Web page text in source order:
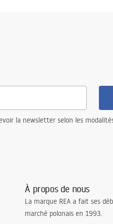
la newsletter selon les
À propos de nous
La marque REA a fait ses
marché polonais en 1993.